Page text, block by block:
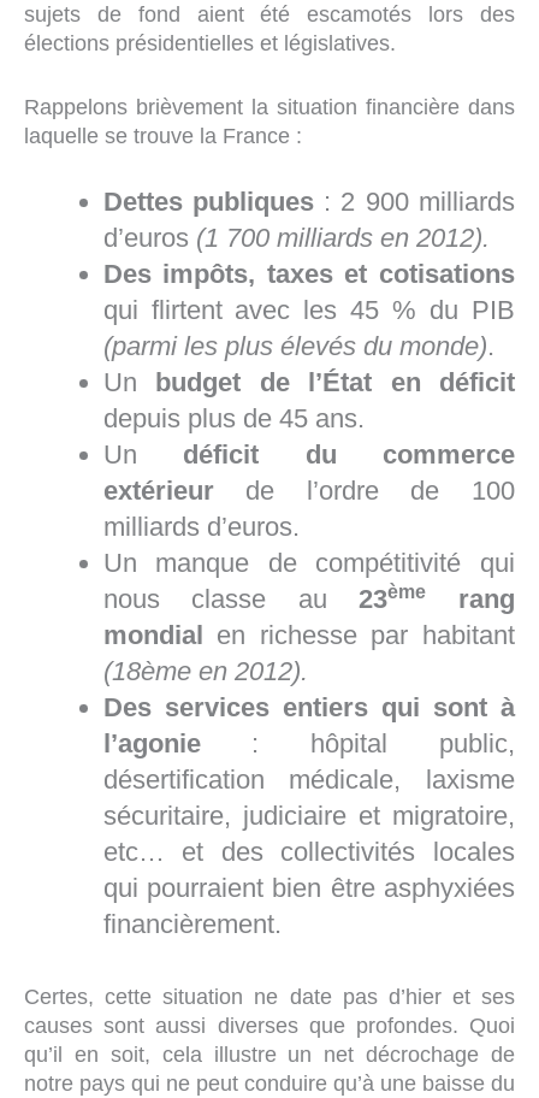
sujets de fond aient été escamotés lors des
élections présidentielles et législatives.
Rappelons brièvement la situation financière dans
laquelle se trouve la France :
Dettes publiques: 2 900 milliards
d’euros (1 700 milliards en 2012).
Des impôts, taxes et cotisations
qui flirtent avec les 45 % du PIB
(parmi les plus élevés du monde).
Un budget de l’État en déficit
depuis plus de 45 ans.
Un déficit du commerce
extérieurde l’ordre de 100
milliards d’euros.
Un manque de compétitivité qui
nous classe au23ème
rang
mondial en richesse par habitant
(18ème en 2012).
Des services entiers qui sont à
l’agonie: hôpital public,
désertification médicale, laxisme
sécuritaire, judiciaire et migratoire,
etc… et des collectivités locales
qui pourraient bien être asphyxiées
financièrement.
Certes, cette situation ne date pas d’hier et ses
causes sont aussi diverses que profondes. Quoi
qu’il en soit, cela illustre un net décrochage de
notre pays qui ne peut conduire qu’à une baisse du